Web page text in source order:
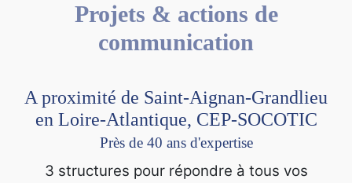
Projets & actions de
communication
A proximité de Saint-Aignan-Grandlieu
en Loire-Atlantique, CEP-SOCOTIC
Près de 40 ans d'expertise
3 structures pour répondre à tous vos